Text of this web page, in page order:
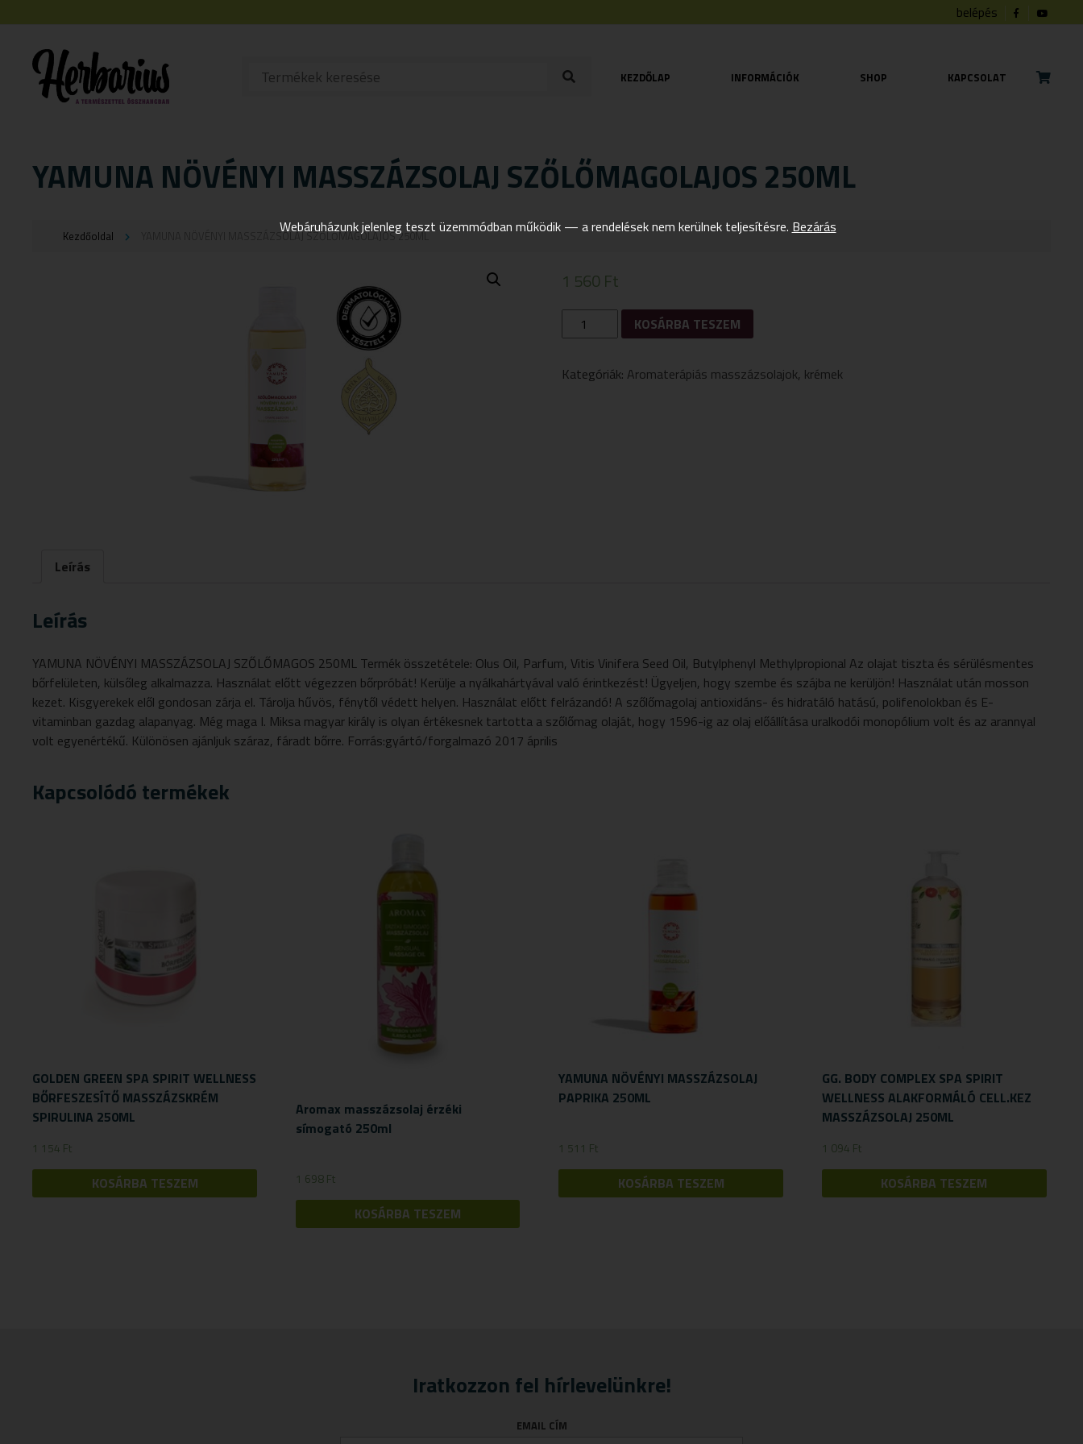
belépés
KEZDŐLAP INFORMÁCIÓK SHOP KAPCSOLAT
YAMUNA NÖVÉNYI MASSZÁZSOLAJ SZŐLŐMAGOLAJOS 250ML
Kezdőoldal YAMUNA NÖVÉNYI MASSZÁZSOLAJ SZŐLŐMAGOLAJOS 250ML
1 560 Ft
YAMUNA
NÖVÉNYI
250ML
KOSÁRBA TESZEM
Kategóriák: Aromaterápiás masszázsolajok, krémek
Leírás
Leírás
YAMUNA NÖVÉNYI MASSZÁZSOLAJ SZŐLŐMAGOS 250ML Termék összetétele: Olus Oil, Parfum, Vitis Vinifera Seed Oil, Butylphenyl Methylpropional Az olajat tiszta és sérülésmentes
bőrfelületen, külsőleg alkalmazza. Használat előtt végezzen bőrpróbát! Kerülje a nyálkahártyával való érintkezést! Ügyeljen, hogy szembe és szájba ne kerüljön! Használat után mosson
kezet. Kisgyerekek elől gondosan zárja el. Tárolja hűvös, fénytől védett helyen. Használat előtt felrázandó! A szőlőmagolaj antioxidáns- és hidratáló hatású, polifenolokban és E-
vitaminban gazdag alapanyag. Még maga I. Miksa magyar király is olyan értékesnek tartotta a szőlőmag olaját, hogy 1596-ig az olaj előállítása uralkodói monopólium volt és az arannyal
volt egyenértékű. Különösen ajánljuk száraz, fáradt bőrre. Forrás:gyártó/forgalmazó 2017 április
Kapcsolódó termékek
GOLDEN GREEN SPA SPIRIT WELLNESS
BŐRFESZESÍTŐ MASSZÁZSKRÉM
SPIRULINA 250ML
1 154 Ft
KOSÁRBA TESZEM
Aromax masszázsolaj érzéki
símogató 250ml
1 698Ft
KOSÁRBA TESZEM
YAMUNA NÖVÉNYI MASSZÁZSOLAJ
PAPRIKA 250ML
1 511 Ft
KOSÁRBA TESZEM
GG. BODY COMPLEX SPA SPIRIT
WELLNESS ALAKFORMÁLÓ CELL.KEZ
MASSZÁZSOLAJ 250ML
1 094 Ft
KOSÁRBA TESZEM
Iratkozzon fel hírlevelünkre!
EMAIL CÍM
Webáruházunk jelenleg teszt üzemmódban működik — a rendelések nem kerülnek teljesítésre. Bezárás